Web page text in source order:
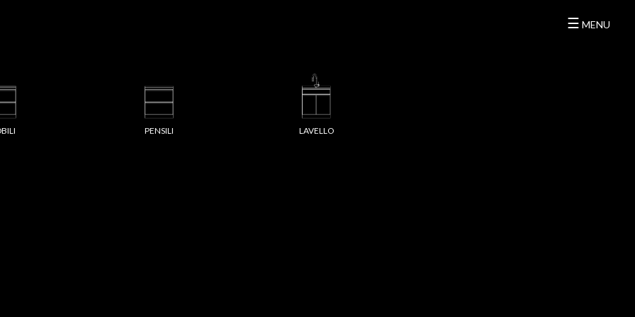
☰ MENU
PENSILI LAVELLO